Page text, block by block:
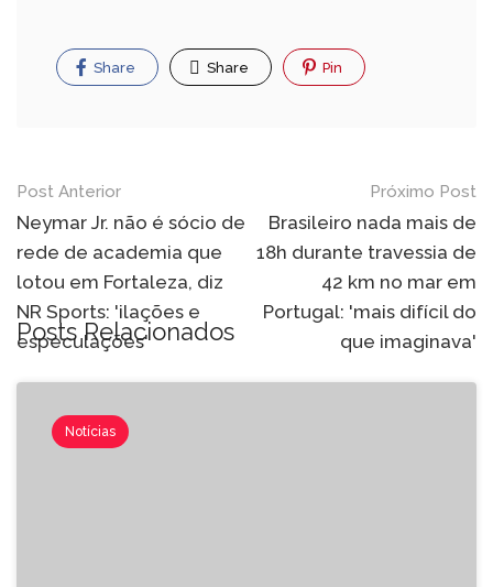
Share Share Pin
Post Anterior
Neymar Jr. não é sócio de
rede de academia que
lotou em Fortaleza, diz
NR Sports: 'ilações e
especulações'
Próximo Post
Brasileiro nada mais de
18h durante travessia de
42 km no mar em
Portugal: 'mais difícil do
que imaginava'
Posts Relacionados
Notícias